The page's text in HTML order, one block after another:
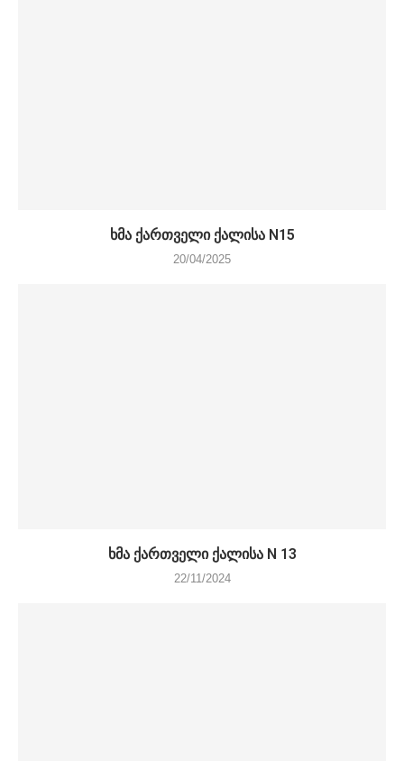
ხმა ქართველი ქალისა N15
20/04/2025
ხმა ქართველი ქალისა N 13
22/11/2024